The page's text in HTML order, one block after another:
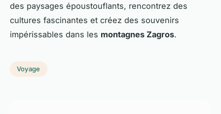
des paysages époustouflants, rencontrez des
cultures fascinantes et créez des souvenirs
impérissables dans les montagnes Zagros.
Voyage